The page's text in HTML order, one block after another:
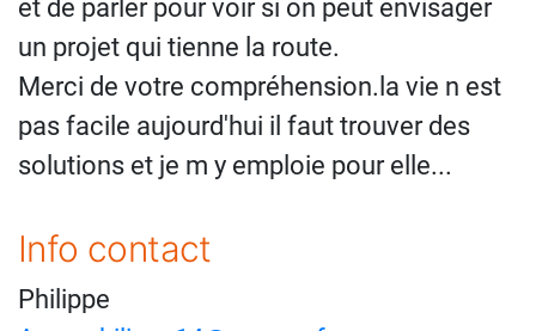
et de parler pour voir si on peut envisager
un projet qui tienne la route.
Merci de votre compréhension.la vie n est
pas facile aujourd'hui il faut trouver des
solutions et je m y emploie pour elle...
Info contact
Philippe